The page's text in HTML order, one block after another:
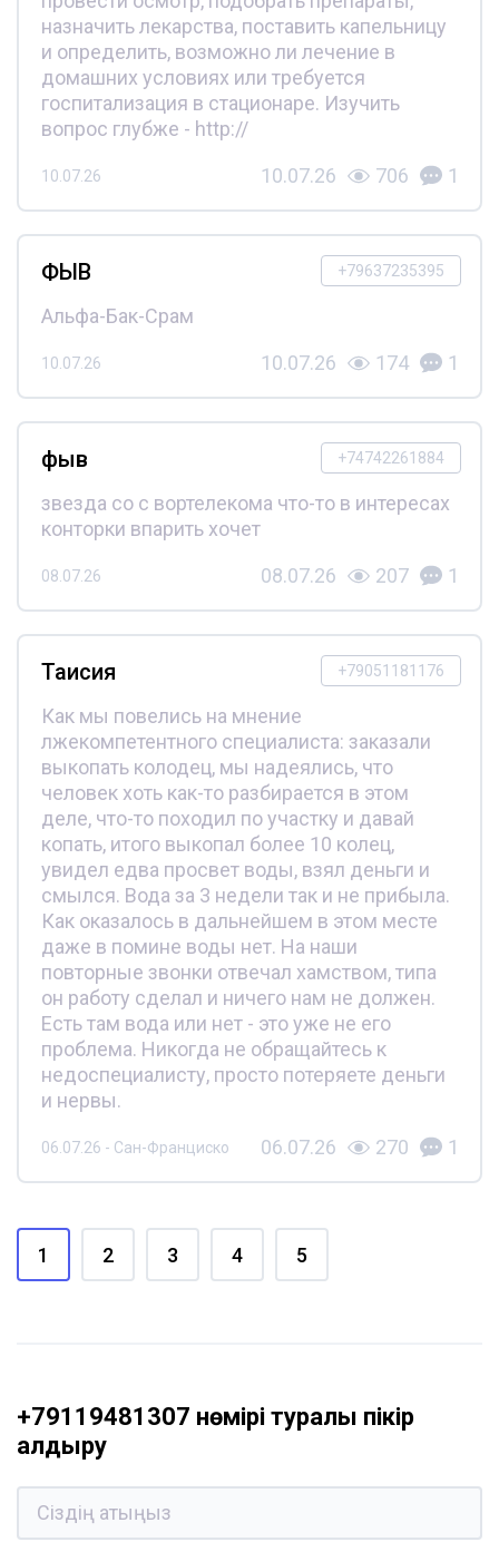
назначить лекарства, поставить капельницу
и определить, возможно ли лечение в
домашних условиях или требуется
госпитализация в стационаре. Изучить
вопрос глубже - http://
10.07.26 10.07.26 706 1
+79637235395
ФЫВ
Альфа-Бак-Срам
10.07.26 10.07.26 174 1
+74742261884
фыв
звезда со с вортелекома что-то в интересах
конторки впарить хочет
08.07.26 08.07.26 207 1
+79051181176
Таисия
Как мы повелись на мнение
лжекомпетентного специалиста: заказали
выкопать колодец, мы надеялись, что
человек хоть как-то разбирается в этом
деле, что-то походил по участку и давай
копать, итого выкопал более 10 колец,
увидел едва просвет воды, взял деньги и
смылся. Вода за 3 недели так и не прибыла.
Как оказалось в дальнейшем в этом месте
даже в помине воды нет. На наши
повторные звонки отвечал хамством, типа
он работу сделал и ничего нам не должен.
Есть там вода или нет - это уже не его
проблема. Никогда не обращайтесь к
недоспециалисту, просто потеряете деньги
и нервы.
06.07.26 - Сан-Франциско 06.07.26 270 1
1 2 3 4 5
+79119481307 нөмірі туралы пікір
қалдыру